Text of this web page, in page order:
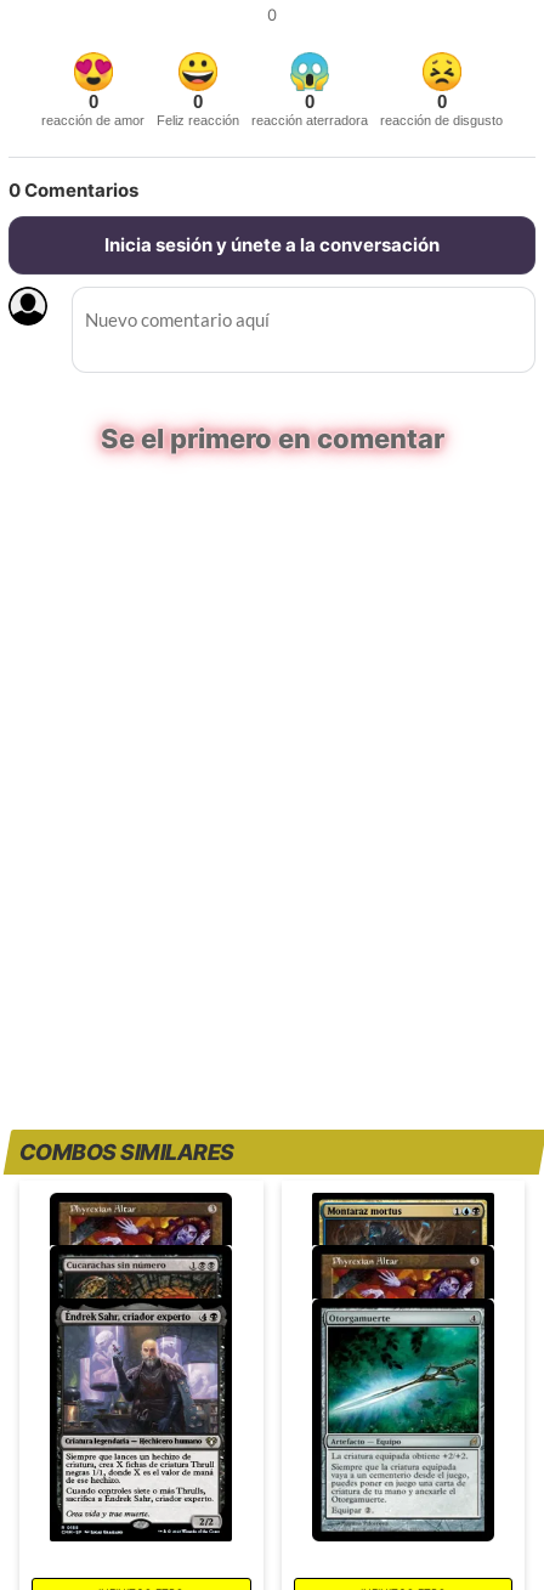
0
0
reacción de amor
0
Feliz reacción
0
reacción aterradora
0
reacción de disgusto
0Comentarios
Inicia sesión y únete a la conversación
Se el primero en comentar
COMBOS SIMILARES